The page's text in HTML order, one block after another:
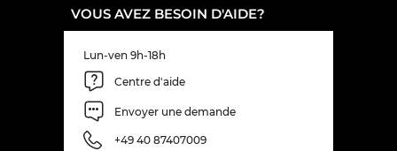
VOUS AVEZ BESOIN D'AIDE?
Lun-ven 9h-18h
Centre d'aide
Envoyer une demande
+49 40 87407009